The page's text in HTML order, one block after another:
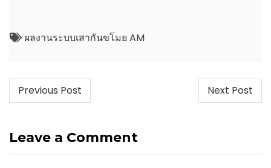
ผลงานระบบเสากันขโมย AM
Post
Previous Post Next Post
Leave a Comment